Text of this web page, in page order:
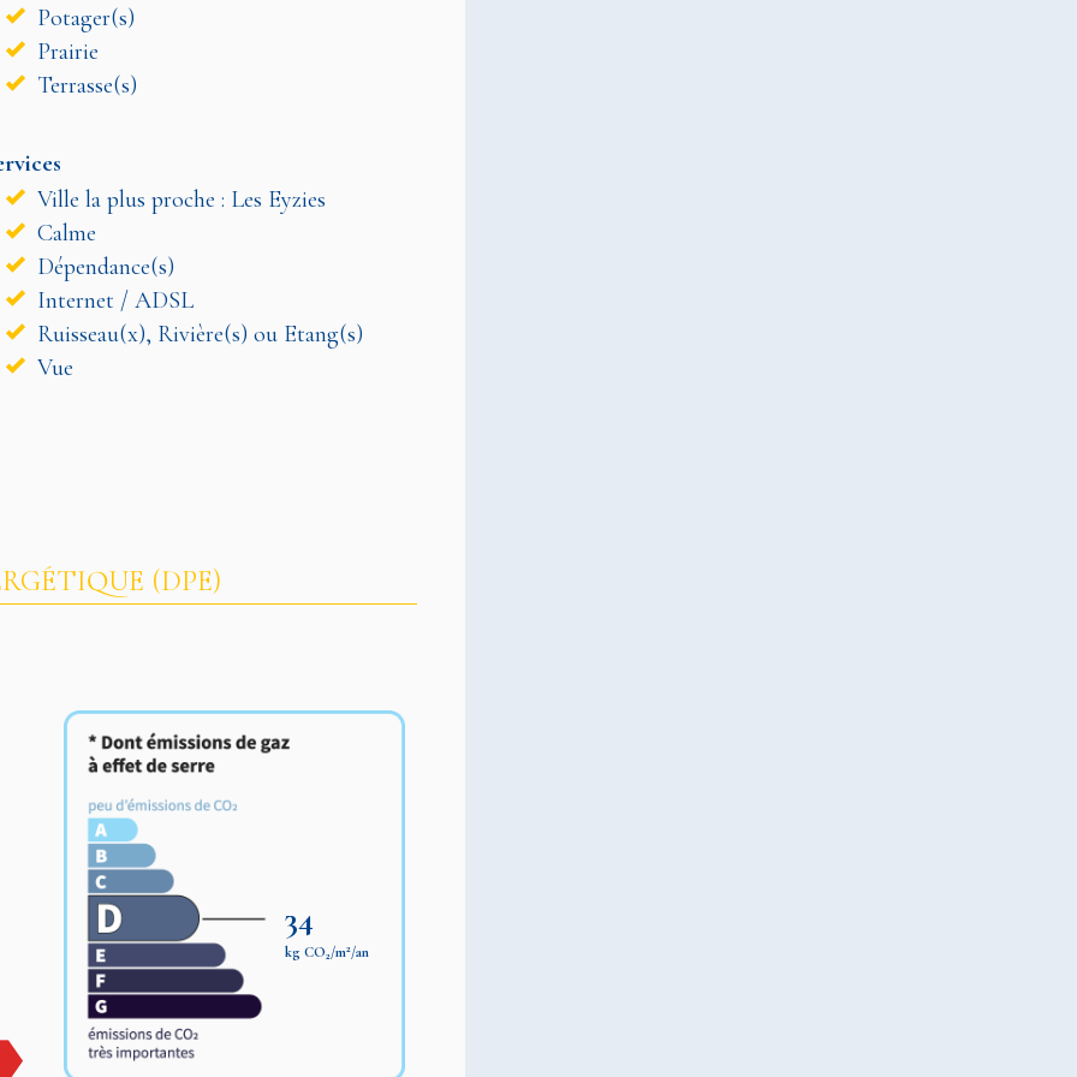
Potager(s)
Prairie
Terrasse(s)
Ville la plus proche : Les Eyzies
Calme
Dépendance(s)
Internet / ADSL
Ruisseau(x), Rivière(s) ou Etang(s)
Vue
(DPE)
34
kg CO2/m2/an